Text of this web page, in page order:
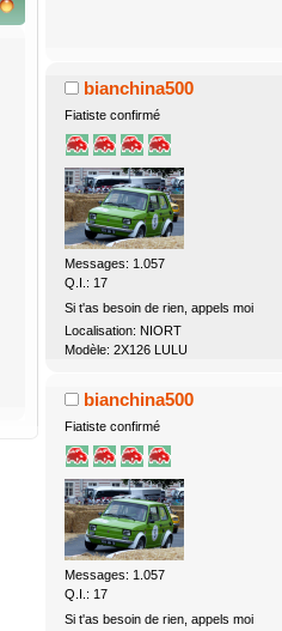
bianchina500
Fiatiste confirmé
Messages: 1.057
Q.I.: 17
Si t'as besoin de rien, appels moi
Localisation: NIORT
Modèle: 2X126 LULU
bianchina500
Fiatiste confirmé
Messages: 1.057
Q.I.: 17
Si t'as besoin de rien, appels moi